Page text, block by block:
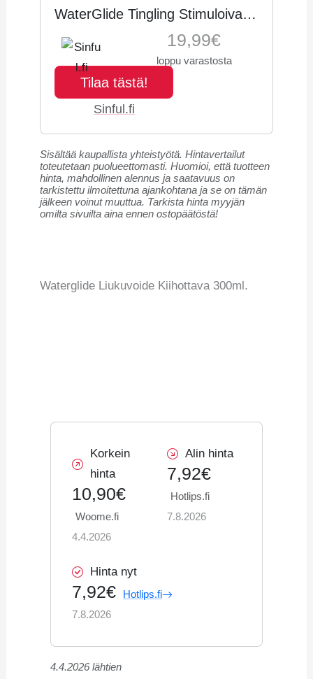
WaterGlide Tingling Stimuloiva
Vesipohjainen Liukuvoide 300 ml
- Kirkas
19,99€
loppu varastosta
Tilaa tästä!
Sinful.fi
Sisältää kaupallista yhteistyötä. Hintavertailut
toteutetaan puolueettomasti. Huomioi, että tuotteen
hinta, mahdollinen alennus ja saatavuus on
tarkistettu ilmoitettuna ajankohtana ja se on tämän
jälkeen voinut muuttua. Tarkista hinta myyjän
omilta sivuilta aina ennen ostopäätöstä!
Waterglide Liukuvoide Kiihottava 300ml.
Korkein
hinta
10,90€
Woome.fi
4.4.2026
Alin hinta
7,92€
Hotlips.fi
7.8.2026
Hinta nyt
7,92€
Hotlips.fi
7.8.2026
4.4.2026 lähtien